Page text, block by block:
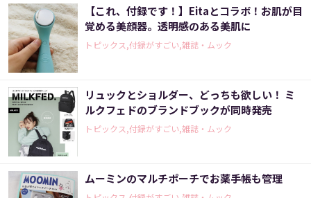
【これ、付録です！】Eitaとコラボ！お肌が目
覚める美顔器。透明感のある美肌に
トピックス,付録がすごい,雑誌・ムック
リュックとショルダー、どっちも欲しい！ ミ
ルクフェドのブランドブックが同時発売
トピックス,付録がすごい,雑誌・ムック
ムーミンのマルチポーチでお薬手帳も管理